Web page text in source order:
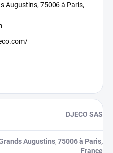
Augustins, 75006 à Paris,
DJECO SAS
Augustins, 75006 à Paris,
France